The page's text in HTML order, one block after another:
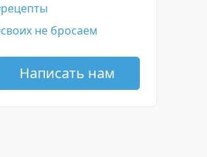
рецепты
своих не бросаем
Написать нам